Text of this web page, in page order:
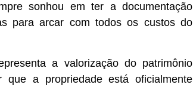
sonhou em ter a documentação
para arcar com todos os custos do
a valorização do patrimônio
a propriedade está oficialmente